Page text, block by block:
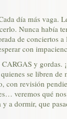
día más vaga.
Nunca había
de conciertos
con
y gordas.
se libren de
con revisión
veremos qué
a dormir, que